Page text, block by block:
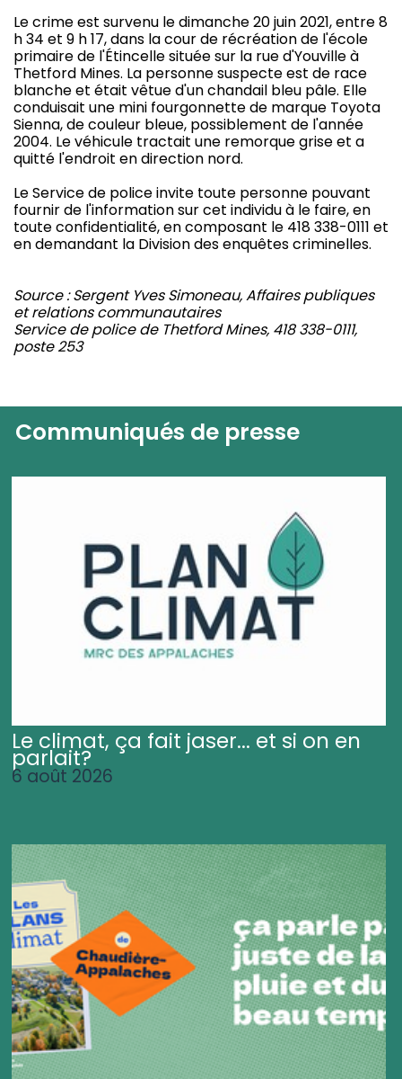
Le crime est survenu le dimanche 20 juin 2021, entre 8
h 34 et 9 h 17, dans la cour de récréation de l'école
primaire de l'Étincelle située sur la rue d'Youville à
Thetford Mines. La personne suspecte est de race
blanche et était vêtue d'un chandail bleu pâle. Elle
conduisait une mini fourgonnette de marque Toyota
Sienna, de couleur bleue, possiblement de l'année
2004. Le véhicule tractait une remorque grise et a
quitté l'endroit en direction nord.
Le Service de police invite toute personne pouvant
fournir de l'information sur cet individu à le faire, en
toute confidentialité, en composant le 418 338-0111 et
en demandant la Division des enquêtes criminelles.
Source : Sergent Yves Simoneau, Affaires publiques
et relations communautaires
Service de police de Thetford Mines, 418 338-0111,
poste 253
Communiqués de presse
Le climat, ça fait jaser... et si on en
parlait?
6 août 2026